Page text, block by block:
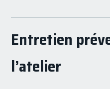
Entretien
l’atelier